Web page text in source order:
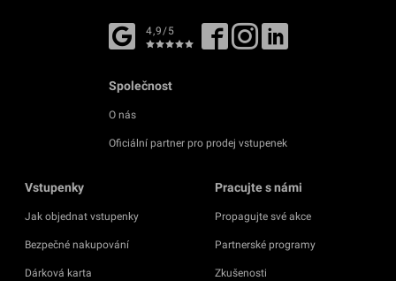
4,9/5
Společnost
O nás
Oficiální partner pro prodej vstupenek
Vstupenky
Jak objednat vstupenky
Bezpečné nakupování
Dárková karta
Pracujte s námi
Propagujte své akce
Partnerské programy
Zkušenosti